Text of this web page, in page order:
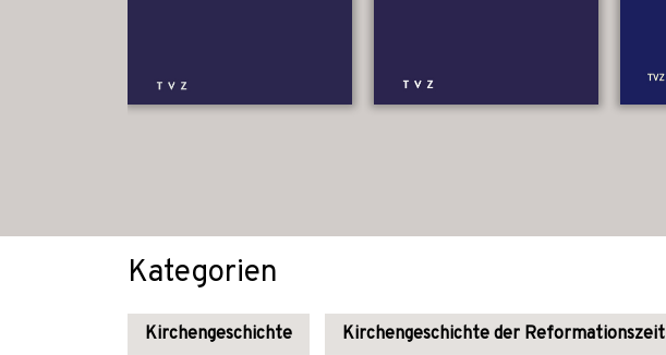
Kategorien
Kirchengeschichte Kirchengeschichte der Reformationszeit